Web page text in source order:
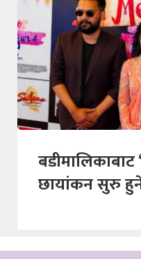
छायांकन सुरु